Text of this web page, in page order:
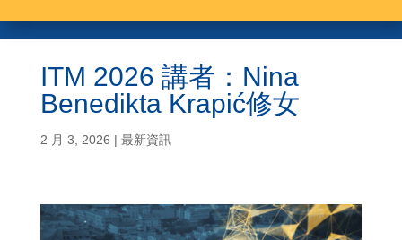
ITM 2026 講者：Nina
Benedikta Krapić修女
2 月 3, 2026 | 最新資訊